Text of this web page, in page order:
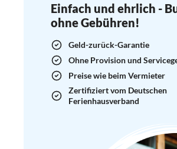
Einfach und ehrlich -
ohne Gebühren!
Geld-zurück-Garantie
Ohne Provision und
Preise wie beim Vermieter
Zertifiziert vom Deutschen
Ferienhausverband